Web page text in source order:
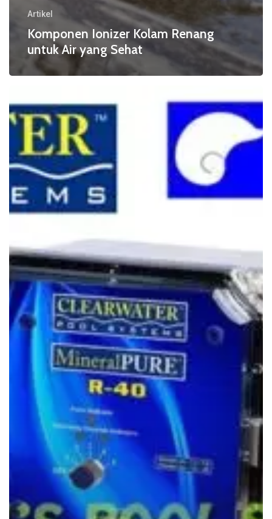
Artikel
Komponen Ionizer Kolam Renang
untuk Air yang Sehat
Teknologi
Sanitasi
Kolam
Modern